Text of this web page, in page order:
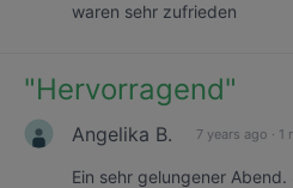
waren sehr zufrieden
"Hervorragend"
Angelika B. 7 years ago · 1
Ein sehr gelungener